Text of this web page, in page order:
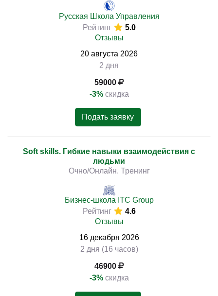
Русская Школа Управления
Рейтинг
5.0
Отзывы
20 августа 2026
2 дня
59000
-3% скидка
Подать заявку
Soft skills. Гибкие навыки взаимодействия с
людьми
Очно/Онлайн. Тренинг
Бизнес-школа ITC Group
Рейтинг
4.6
Отзывы
16 декабря 2026
2 дня (16 часов)
46900
-3% скидка